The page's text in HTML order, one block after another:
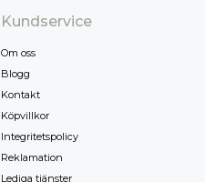
Kundservice
Om oss
Blogg
Kontakt
Köpvillkor
Integritetspolicy
Reklamation
Lediga tjänster